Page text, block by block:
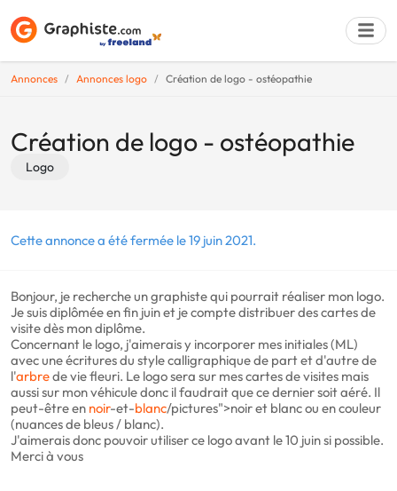
Annonces Annonces logo Création de logo - ostéopathie
Création de logo - ostéopathie
Logo
Cette annonce a été fermée le 19 juin 2021.
Bonjour, je recherche un graphiste qui pourrait réaliser mon logo.
Je suis diplômée en fin juin et je compte distribuer des cartes de
visite dès mon diplôme.
Concernant le logo, j'aimerais y incorporer mes initiales (ML)
avec une écritures du style calligraphique de part et d'autre de
l'arbrede vie fleuri. Le logo sera sur mes cartes de visites mais
aussi sur mon véhicule donc il faudrait que ce dernier soit aéré. Il
peut-être en noir-et-blanc/pictures">noir et blanc ou en couleur
(nuances de bleus / blanc).
J'aimerais donc pouvoir utiliser ce logo avant le 10 juin si possible.
Merci à vous